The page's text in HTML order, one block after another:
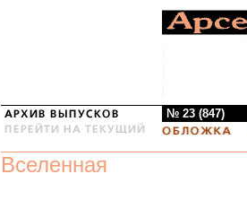
№ 23 (847)
Вселенная